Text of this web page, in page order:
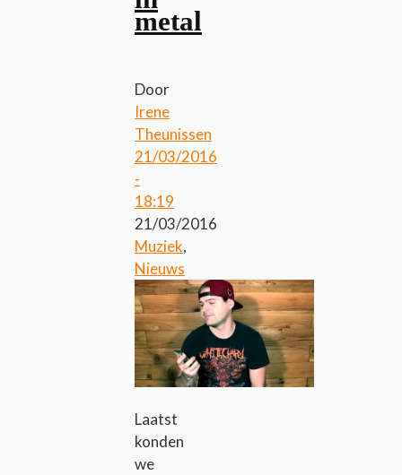
metal
Door
Irene
Theunissen
21/03/2016
-
18:19
21/03/2016
Muziek,
Nieuws
Laatst
konden
we